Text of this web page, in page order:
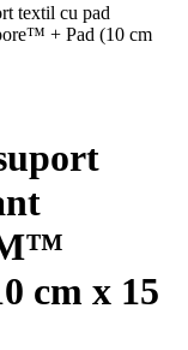
textil cu pad
+ Pad (10 cm
cm x 15